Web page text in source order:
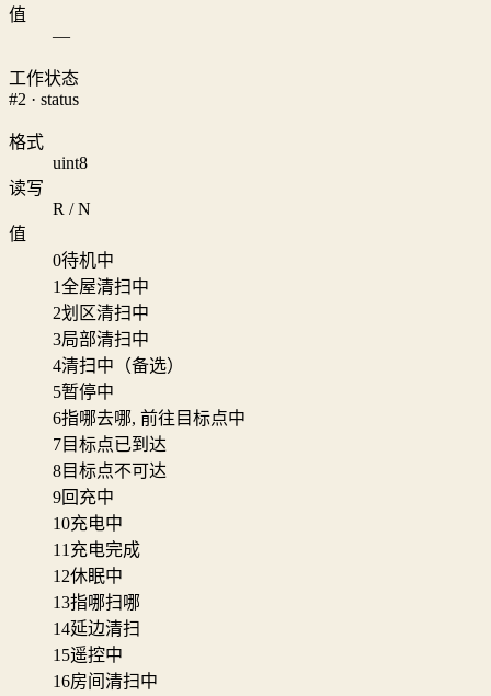
值
—
工作状态
#2 · status
格式
uint8
读写
R / N
值
0待机中
1全屋清扫中
2划区清扫中
3局部清扫中
4清扫中（备选）
5暂停中
6指哪去哪, 前往目标点中
7目标点已到达
8目标点不可达
9回充中
10充电中
11 充电完成
12休眠中
13指哪扫哪
14延边清扫
15遥控中
16房间清扫中